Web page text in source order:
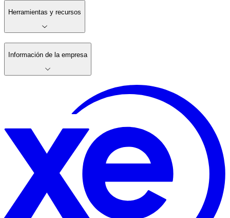
Herramientas y recursos
Información de la empresa